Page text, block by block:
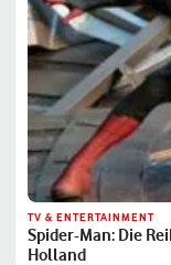
TV & ENTERTAINMENT
Spider-Man: Die
Holland